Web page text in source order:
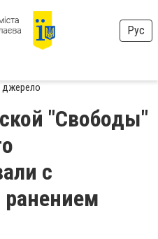
Рус
джерело
"Свободы"
с